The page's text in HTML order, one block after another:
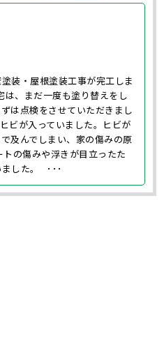
装・屋根塗装工事が完工しま
は、まだ一度も塗り替えをし
は点検をさせていただきまし
ビが入っていました。ヒビが
及んでしまい、家の傷みの原
の傷みや浮きが目立ったた
ました。 ･･･